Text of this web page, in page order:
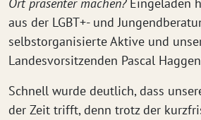
Ort präsenter machen?Eingeladen
aus der LGBT+- und
selbstorganisierte Aktive und
Landesvorsitzenden Pascal
Schnell wurde deutlich, dass
der Zeit trifft, denn trotz der